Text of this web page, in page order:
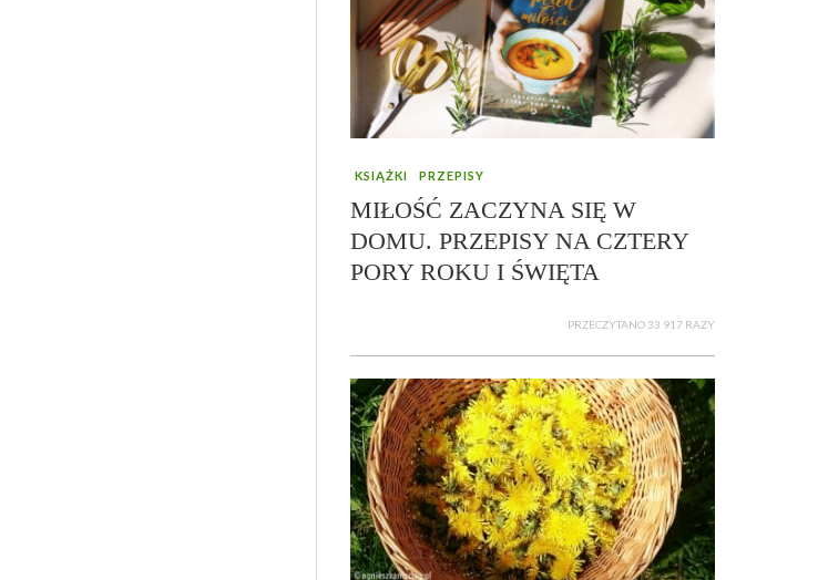
KSIĄŻKI PRZEPISY
MIŁOŚĆ ZACZYNA SIĘ W
DOMU. PRZEPISY NA CZTERY
PORY ROKU I ŚWIĘTA
PRZECZYTANO 33 917 RAZY